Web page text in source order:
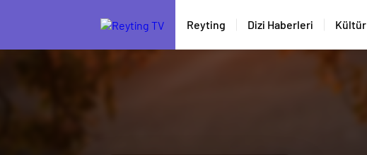
Reyting Dizi Haberleri